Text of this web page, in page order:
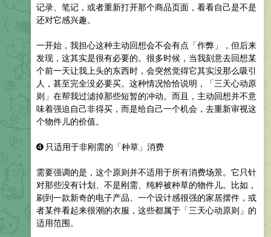
记录、笔记，或者重新打开那个商品页面，看看自己是不是
还对它感兴趣。
一开始，我担心这种主动回想会不会有点「作弊」，但后来
发现，这其实是很有必要的。很多时候，当我刻意去回想某
个前一天让我上头的东西时，会突然觉得它其实没那么吸引
人，甚至完全没必要买。这种情况恰恰说明，「三天心动原
则」在帮我过滤掉那些短暂的冲动。而且，主动回想并不意
味着强迫自己非得买，而是给自己一个机会，去重新审视这
个物件儿的价值。
➍ 只适用于非刚需的「种草」消费
需要强调的是，这个原则并不适用于所有消费场景。它只针
对那些没有计划、不是刚需、纯粹被种草的物件儿。比如，
刷到一款新奇的电子产品、一个设计感很强的家居摆件，或
者某件看起来很潮的衣服，这些都属于「三天心动原则」的
适用范围。